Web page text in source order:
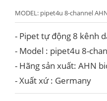
MODEL: pipet4u 8-channel
- Pipet tự động 8 kênh
- Model : pipet4u 8-
- Hãng sản xuất: AHN
- Xuất xứ : Germany